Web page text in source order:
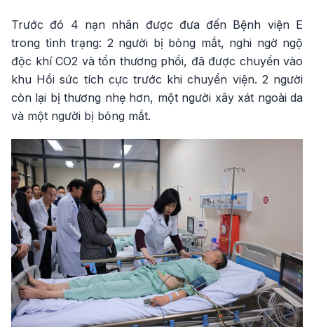
Trước đó 4 nạn nhân được đưa đến Bệnh viện E
trong tình trạng: 2 người bị bỏng mắt, nghi ngờ ngộ
độc khí CO2 và tổn thương phổi, đã được chuyển vào
khu Hồi sức tích cực trước khi chuyển viện. 2 người
còn lại bị thương nhẹ hơn, một người xây xát ngoài da
và một người bị bỏng mắt.